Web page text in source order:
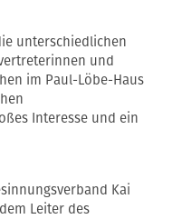
unterschiedlichen
und
im Paul-Löbe-Haus
Interesse und ein
Kai
Leiter des